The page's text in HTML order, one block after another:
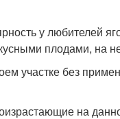
у любителей
плодами, на
участке без
на